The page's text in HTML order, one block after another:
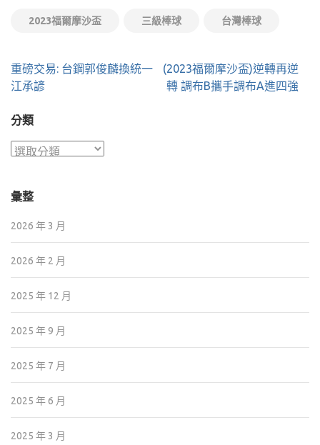
2023福爾摩沙盃 三級棒球 台灣棒球
文
章
覽
重磅交易: 台鋼郭俊麟換統一
江承諺
(2023福爾摩沙盃)逆轉再逆
轉 調布B攜手調布A進四強
分類
分
彙整
2026 年 3 月
2026 年 2 月
2025 年 12 月
2025 年 9 月
2025 年 7 月
2025 年 6 月
2025 年 3 月